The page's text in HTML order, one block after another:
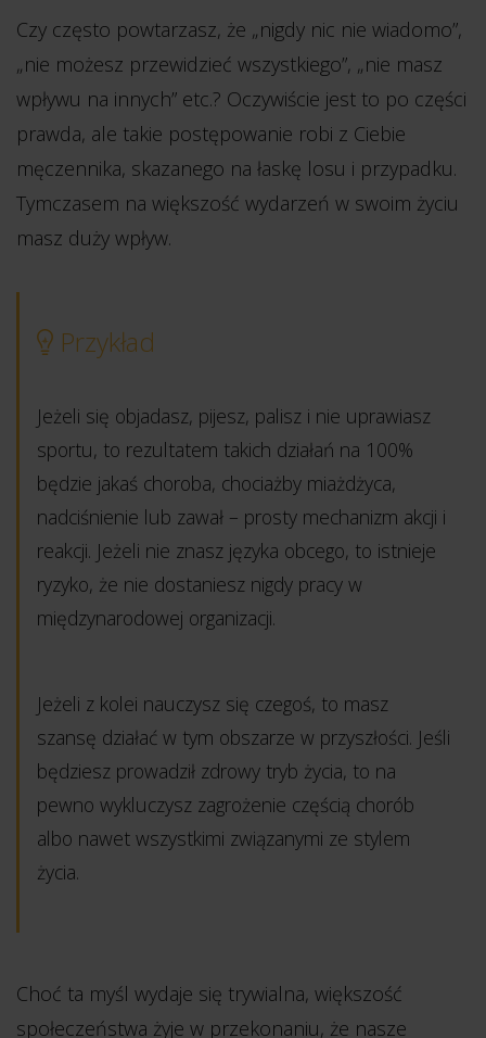
Czy często powtarzasz, że „nigdy nic nie wiadomo”,
„nie możesz przewidzieć wszystkiego”, „nie masz
wpływu na innych” etc.? Oczywiście jest to po części
prawda, ale takie postępowanie robi z Ciebie
męczennika, skazanego na łaskę losu i przypadku.
Tymczasem na większość wydarzeń w swoim życiu
masz duży wpływ.
Przykład
Jeżeli się objadasz, pijesz, palisz i nie uprawiasz
sportu, to rezultatem takich działań na 100%
będzie jakaś choroba, chociażby miażdżyca,
nadciśnienie lub zawał – prosty mechanizm akcji i
reakcji. Jeżeli nie znasz języka obcego, to istnieje
ryzyko, że nie dostaniesz nigdy pracy w
międzynarodowej organizacji.
Jeżeli z kolei nauczysz się czegoś, to masz
szansę działać w tym obszarze w przyszłości. Jeśli
będziesz prowadził zdrowy tryb życia, to na
pewno wykluczysz zagrożenie częścią chorób
albo nawet wszystkimi związanymi ze stylem
życia.
Choć ta myśl wydaje się trywialna, większość
społeczeństwa żyje w przekonaniu, że nasze